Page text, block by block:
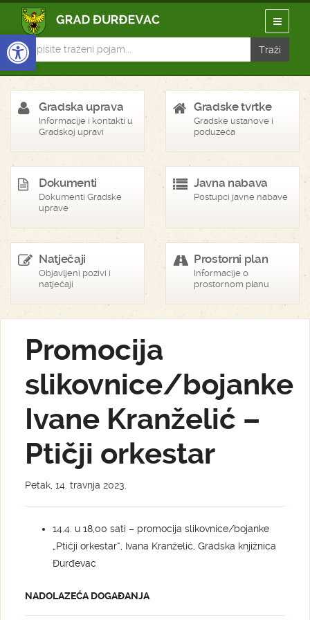
Open toolbar
Gradska uprava
Informacije i kontakti u
Gradskoj upravi
Gradske tvrtke
Gradske ustanove i
poduzeća
Dokumenti
Dokumenti Gradske
uprave
Javna nabava
Postupci javne nabave
Natječaji
Objavljeni pozivi i
natječaji
Prostorni plan
Informacije o
prostornom planu
Promocija
slikovnice/bojanke
Ivane Kranželić –
Ptičji orkestar
Petak, 14. travnja 2023.
14.4. u 18,00 sati – promocija slikovnice/bojanke
„Ptičji orkestar“, Ivana Kranželić, Gradska knjižnica
Đurđevac
NADOLAZEĆA DOGAĐANJA